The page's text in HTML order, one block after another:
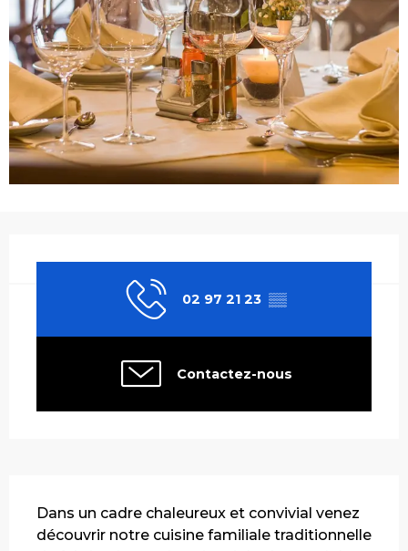
02 97 21 23 ▒▒
Contactez-nous
Dans un cadre chaleureux et convivial venez
découvrir notre cuisine familiale traditionnelle